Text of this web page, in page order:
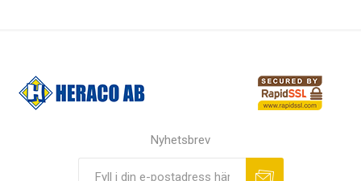
Nyhetsbrev